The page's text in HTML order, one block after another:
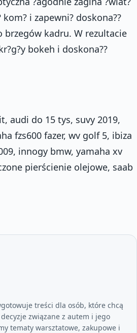
i zapewni? doskona??
brzegów kadru. W rezultacie
bokeh i doskona??
audi do 15 tys, suvy 2019,
fzs600 fazer, wv golf 5, ibiza
innogy bmw, yamaha xv
pierścienie olejowe, saab
treści dla osób, które chcą
związane z autem i jego
tematy warsztatowe, zakupowe i